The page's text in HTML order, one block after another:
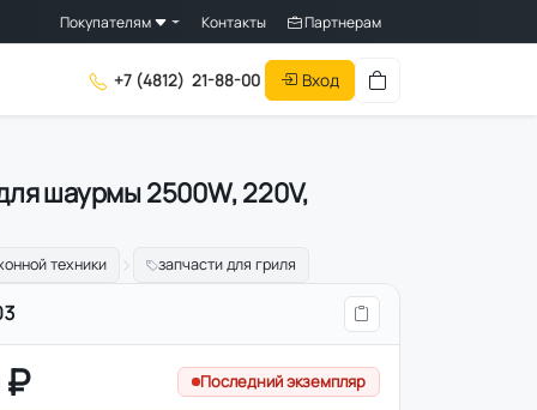
Покупателям Контакты Партнерам
+7 (4812) 21-88-00 Вход
шаурмы 2500W, 220V,
техники запчасти для гриля
₽ Последний экземпляр